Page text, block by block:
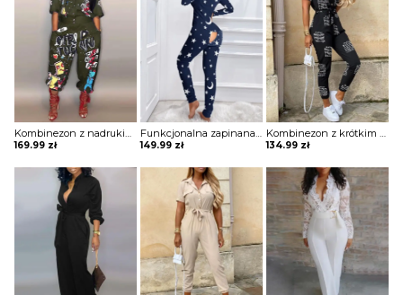
Kombinezon z nadrukiem latarni kreskówek Eliana
169.99 zł
Funkcjonalna zapinana na guziki piżama dla dorosłych z nadrukiem gwiazdy księżyca kombinezon Annamarie
149.99 zł
Kombinezon z krótkim rękawem nadrukiem literowym Apostolia
134.99 zł